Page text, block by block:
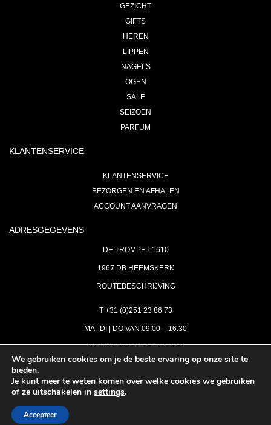
GEZICHT
GIFTS
HEREN
LIPPEN
NAGELS
OGEN
SALE
SEIZOEN
PARFUM
KLANTENSERVICE
KLANTENSERVICE
BEZORGEN EN AFHALEN
ACCOUNT AANVRAGEN
ADRESGEGEVENS
DE TROMPET 1610
1967 DB HEEMSKERK
ROUTEBESCHRIJVING
T +31 (0)251 23 86 73
MA | DI | DO VAN 09:00 – 16.30
WOENSDAG OP AFSPRAAK
INFO@ASTH.NL
We gebruiken cookies om je de beste ervaring op onze site te
bieden.
Je kunt meer te weten komen over welke cookies we gebruiken
of ze uitschakelen in settings.
Accepteer